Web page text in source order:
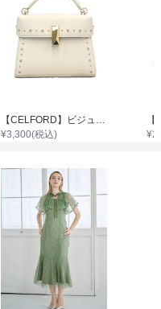
¥3,300(税込) ¥